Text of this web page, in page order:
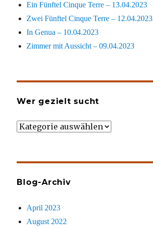
Ein Fünftel Cinque Terre – 13.04.2023
Zwei Fünftel Cinque Terre – 12.04.2023
In Genua – 10.04.2023
Zimmer mit Aussicht – 09.04.2023
Wer gezielt sucht
Wer
Blog-Archiv
April 2023
August 2022